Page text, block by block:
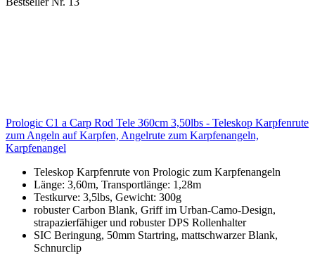
Prologic C1 a Carp Rod Tele 360cm 3,50lbs - Teleskop Karpfenrute
zum Angeln auf Karpfen, Angelrute zum Karpfenangeln,
Karpfenangel
Teleskop Karpfenrute von Prologic zum Karpfenangeln
Länge: 3,60m, Transportlänge: 1,28m
Testkurve: 3,5lbs, Gewicht: 300g
robuster Carbon Blank, Griff im Urban-Camo-Design,
strapazierfähiger und robuster DPS Rollenhalter
SIC Beringung, 50mm Startring, mattschwarzer Blank,
Schnurclip